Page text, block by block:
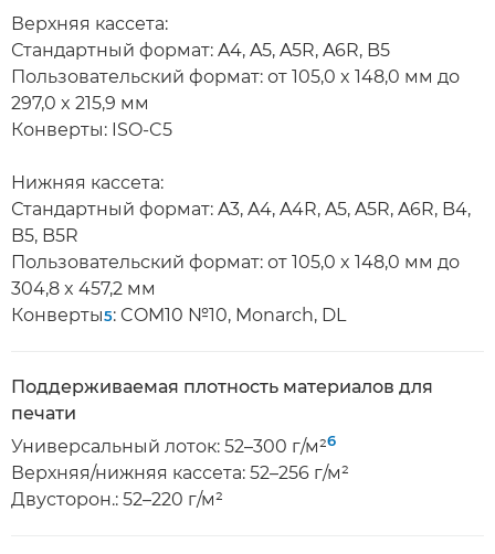
Верхняя кассета:
Стандартный формат: A4, A5, A5R, A6R, B5
Пользовательский формат: от 105,0 x 148,0 мм до
297,0 x 215,9 мм
Конверты: ISO-C5
Нижняя кассета:
Стандартный формат: A3, A4, A4R, A5, A5R, A6R, B4,
B5, B5R
Пользовательский формат: от 105,0 x 148,0 мм до
304,8 x 457,2 мм
Конверты5: COM10 №10, Monarch, DL
Поддерживаемая плотность материалов для
печати
Универсальный лоток: 52–300 г/м²6
Верхняя/нижняя кассета: 52–256 г/м²
Двусторон.: 52–220 г/м²